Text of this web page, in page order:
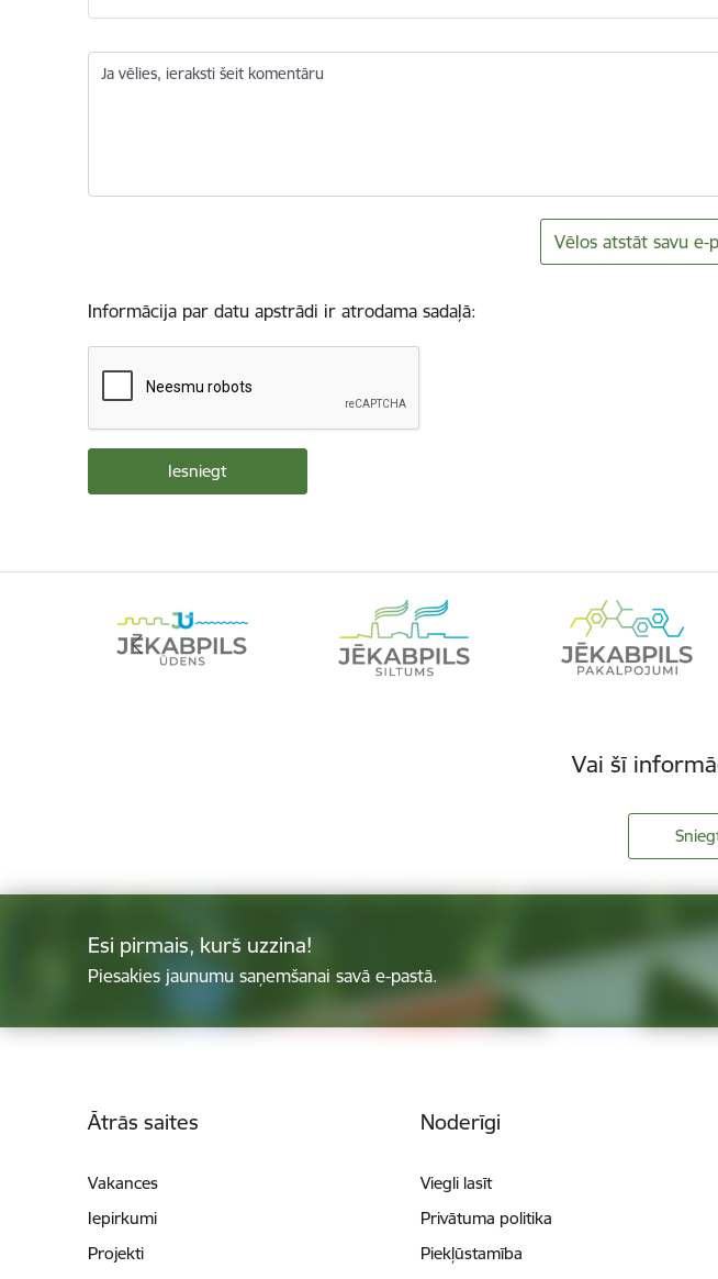
Ja vēlies, ieraksti šeit komentāru
Vēlos atstāt savu e-
Informācija par datu apstrādi ir atrodama sadaļā:
Vai šī
Esi pirmais, kurš uzzina!
Piesakies jaunumu saņemšanai savā e-pastā.
Ātrās saites
Vakances
Iepirkumi
Projekti
Noderīgi
Viegli lasīt
Privātuma politika
Piekļūstamība